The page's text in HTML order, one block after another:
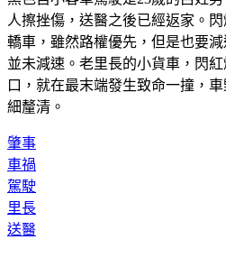
人擦挫傷，送醫之後已經返家。
轎車，雖然路權優先，但是也要
並未減速。老里長的小貨車，閃
口，就在最末端發生致命一撞，
細釐清。
肇事
車禍
駕駛
里長
送醫